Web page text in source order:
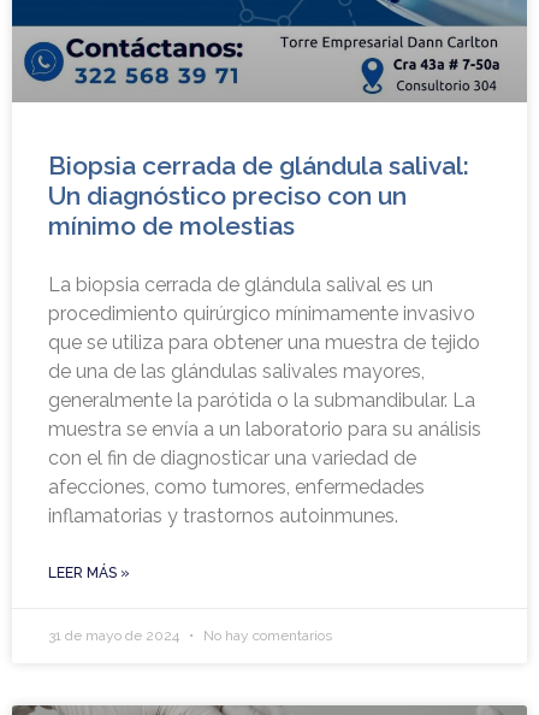
Biopsia cerrada de glándula salival:
Un diagnóstico preciso con un
mínimo de molestias
La biopsia cerrada de glándula salival es un
procedimiento quirúrgico mínimamente invasivo
que se utiliza para obtener una muestra de tejido
de una de las glándulas salivales mayores,
generalmente la parótida o la submandibular. La
muestra se envía a un laboratorio para su análisis
con el fin de diagnosticar una variedad de
afecciones, como tumores, enfermedades
inflamatorias y trastornos autoinmunes.
LEER MÁS »
31 de mayo de 2024 No hay comentarios